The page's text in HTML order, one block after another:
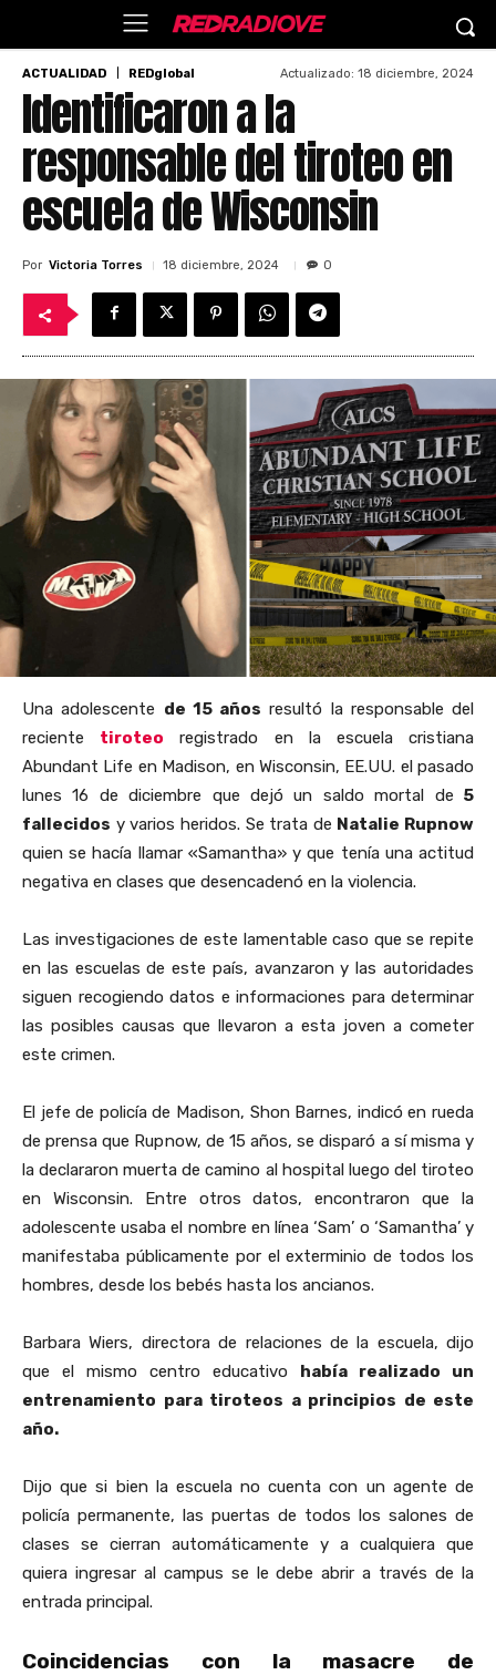
ACTUALIDAD REDglobal Actualizado: 18 diciembre, 2024
Identificaron a la
responsable del tiroteo en
escuela de Wisconsin
Por Victoria Torres 18 diciembre, 2024 0
Una adolescente de 15 años resultó la responsable del
reciente tiroteo registrado en la escuela cristiana
Abundant Life en Madison, en Wisconsin, EE.UU. el pasado
lunes 16 de diciembre que dejó un saldo mortal de 5
fallecidos y varios heridos. Se trata de Natalie Rupnow
quien se hacía llamar «Samantha» y que tenía una actitud
negativa en clases que desencadenó en la violencia.
Las investigaciones de este lamentable caso que se repite
en las escuelas de este país, avanzaron y las autoridades
siguen recogiendo datos e informaciones para determinar
las posibles causas que llevaron a esta joven a cometer
este crimen.
El jefe de policía de Madison, Shon Barnes, indicó en rueda
de prensa que Rupnow, de 15 años, se disparó a sí misma y
la declararon muerta de camino al hospital luego del tiroteo
en Wisconsin. Entre otros datos, encontraron que la
adolescente usaba el nombre en línea ‘Sam’ o ‘Samantha’ y
manifestaba públicamente por el exterminio de todos los
hombres, desde los bebés hasta los ancianos.
Barbara Wiers, directora de relaciones de la escuela, dijo
que el mismo centro educativo había realizado un
entrenamiento para tiroteos a principios de este
año.
Dijo que si bien la escuela no cuenta con un agente de
policía permanente, las puertas de todos los salones de
clases se cierran automáticamente y a cualquiera que
quiera ingresar al campus se le debe abrir a través de la
entrada principal.
Coincidencias con la masacre de